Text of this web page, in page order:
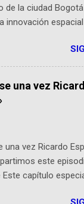
de la ciudad
innovación
convierte
en soluciones
evento, organizado
Idartes y la
como el
sector
ActInSpace
que opera en más
tienen 24
en tecnologías
una vez
una vez Ricardo
este
Este capítulo